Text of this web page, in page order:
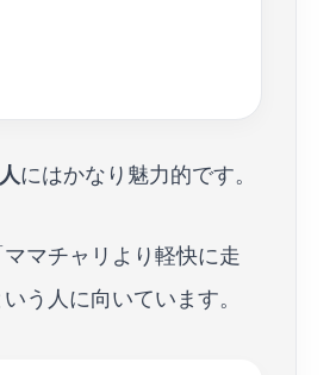
にはかなり魅力的です。
マチャリより軽快に走
う人に向いています。